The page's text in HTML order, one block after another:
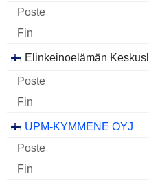
Elinkeinoelämän
UPM-KYMMENE OYJ